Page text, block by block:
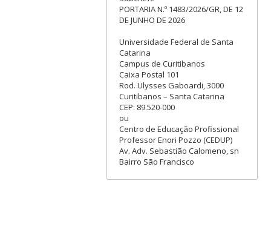
PORTARIA N.º 1483/2026/GR, DE 12
DE JUNHO DE 2026
Universidade Federal de Santa
Catarina
Campus de Curitibanos
Caixa Postal 101
Rod. Ulysses Gaboardi, 3000
Curitibanos – Santa Catarina
CEP: 89.520-000
ou
Centro de Educação Profissional
Professor Enori Pozzo (CEDUP)
Av. Adv. Sebastião Calomeno, sn
Bairro São Francisco